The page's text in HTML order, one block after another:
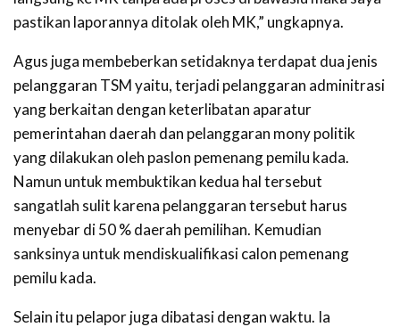
pastikan laporannya ditolak oleh MK,” ungkapnya.
Agus juga membeberkan setidaknya terdapat dua jenis
pelanggaran TSM yaitu, terjadi pelanggaran adminitrasi
yang berkaitan dengan keterlibatan aparatur
pemerintahan daerah dan pelanggaran mony politik
yang dilakukan oleh paslon pemenang pemilu kada.
Namun untuk membuktikan kedua hal tersebut
sangatlah sulit karena pelanggaran tersebut harus
menyebar di 50 % daerah pemilihan. Kemudian
sanksinya untuk mendiskualifikasi calon pemenang
pemilu kada.
Selain itu pelapor juga dibatasi dengan waktu. Ia